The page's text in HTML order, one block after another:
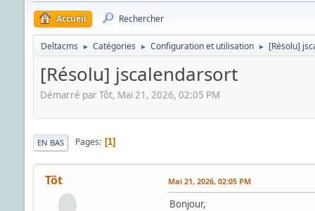
Accueil Rechercher
Deltacms ► Catégories ► Configuration et utilisation ► [Résolu]
[Résolu] jscalendarsort
Démarré par Tôt, Mai 21, 2026, 02:05 PM
EN BAS Pages 1
Tôt Mai 21, 2026, 02:05 PM
Bonjour,